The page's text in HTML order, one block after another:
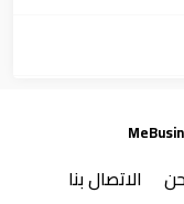
الاتصال بنا